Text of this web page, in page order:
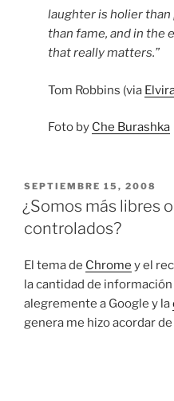
laughter is holier
than fame, and in the
that really matters.”
Tom Robbins (via
Foto by Che Burashka
PUBLICADO
EL
SEPTIEMBRE 15, 2008
¿Somos más libres
controlados?
El tema de Chrome y el
la cantidad de
alegremente a Google y la
genera me hizo acordar